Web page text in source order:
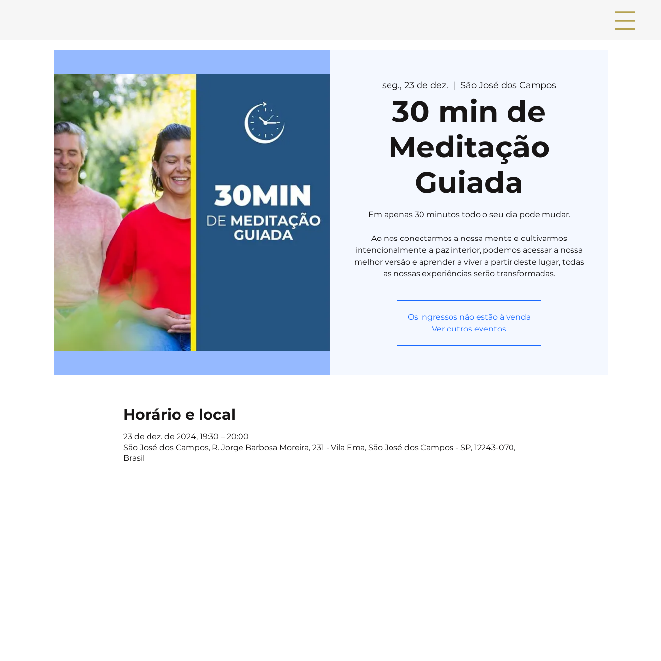
CENTRODE MEDITAÇÃ
KADAMPA R seg., 23 de dez.
  |
São José dos Campos
30 min de
Meditação
Guiada
Em apenas 30 minutos todo o seu dia pode mudar.
Ao nos conectarmos a nossa mente e cultivarmos
intencionalmente a paz interior, podemos acessar a nossa
melhor versão e aprender a viver a partir deste lugar, todas
as nossas experiências serão transformadas.
Os ingressos não estão à venda
Ver outros eventos
Horário e local
23 de dez. de 2024, 19:30 – 20:00
São José dos Campos, R. Jorge Barbosa Moreira, 231 - Vila Ema, São José dos Campos - SP, 12243-070,
Brasil